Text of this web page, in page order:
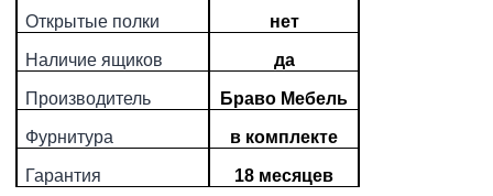
Открытые полки нет
Наличие ящиков да
Производитель Браво Мебель
Фурнитура в комплекте
Гарантия 18 месяцев